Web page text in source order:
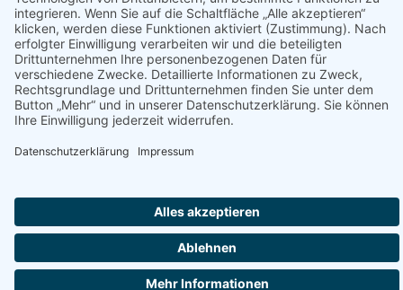
Impressum
Datenschutz